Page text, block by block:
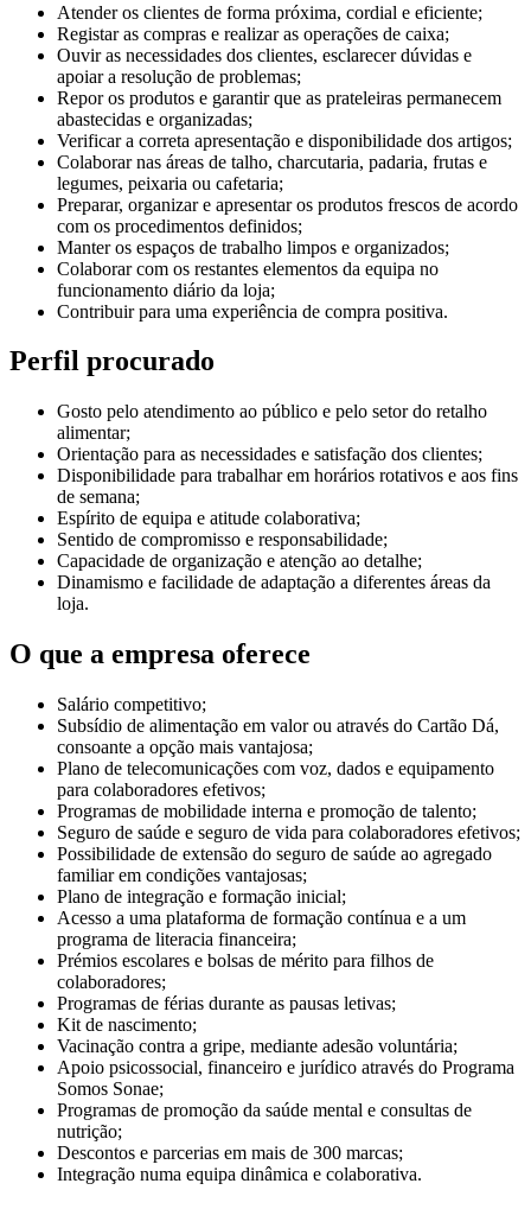
Atender os clientes de forma próxima, cordial e eficiente;
Registar as compras e realizar as operações de caixa;
Ouvir as necessidades dos clientes, esclarecer dúvidas e
apoiar a resolução de problemas;
Repor os produtos e garantir que as prateleiras permanecem
abastecidas e organizadas;
Verificar a correta apresentação e disponibilidade dos artigos;
Colaborar nas áreas de talho, charcutaria, padaria, frutas e
legumes, peixaria ou cafetaria;
Preparar, organizar e apresentar os produtos frescos de acordo
com os procedimentos definidos;
Manter os espaços de trabalho limpos e organizados;
Colaborar com os restantes elementos da equipa no
funcionamento diário da loja;
Contribuir para uma experiência de compra positiva.
Perfil procurado
Gosto pelo atendimento ao público e pelo setor do retalho
alimentar;
Orientação para as necessidades e satisfação dos clientes;
Disponibilidade para trabalhar em horários rotativos e aos fins
de semana;
Espírito de equipa e atitude colaborativa;
Sentido de compromisso e responsabilidade;
Capacidade de organização e atenção ao detalhe;
Dinamismo e facilidade de adaptação a diferentes áreas da
loja.
O que a empresa oferece
Salário competitivo;
Subsídio de alimentação em valor ou através do Cartão Dá,
consoante a opção mais vantajosa;
Plano de telecomunicações com voz, dados e equipamento
para colaboradores efetivos;
Programas de mobilidade interna e promoção de talento;
Seguro de saúde e seguro de vida para colaboradores efetivos;
Possibilidade de extensão do seguro de saúde ao agregado
familiar em condições vantajosas;
Plano de integração e formação inicial;
Acesso a uma plataforma de formação contínua e a um
programa de literacia financeira;
Prémios escolares e bolsas de mérito para filhos de
colaboradores;
Programas de férias durante as pausas letivas;
Kit de nascimento;
Vacinação contra a gripe, mediante adesão voluntária;
Apoio psicossocial, financeiro e jurídico através do Programa
Somos Sonae;
Programas de promoção da saúde mental e consultas de
nutrição;
Descontos e parcerias em mais de 300 marcas;
Integração numa equipa dinâmica e colaborativa.